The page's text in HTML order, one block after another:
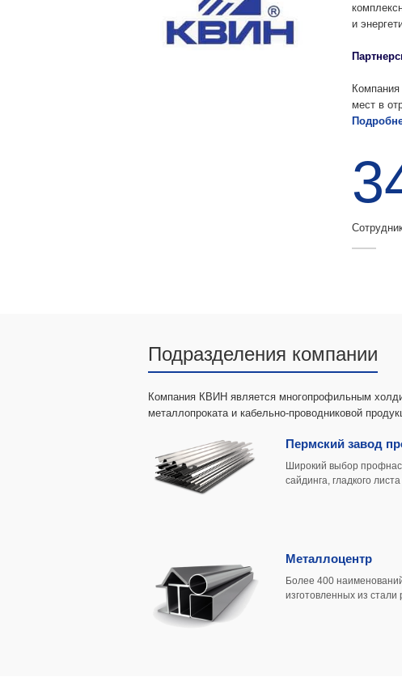
и
мест в
Подразделения компании
Компания КВИН является многопрофильным
металлопроката и кабельно-проводниковой
Пермский завод
Широкий выбор
сайдинга, гладкого
Металлоцентр
Более 400
изготовленных из стали